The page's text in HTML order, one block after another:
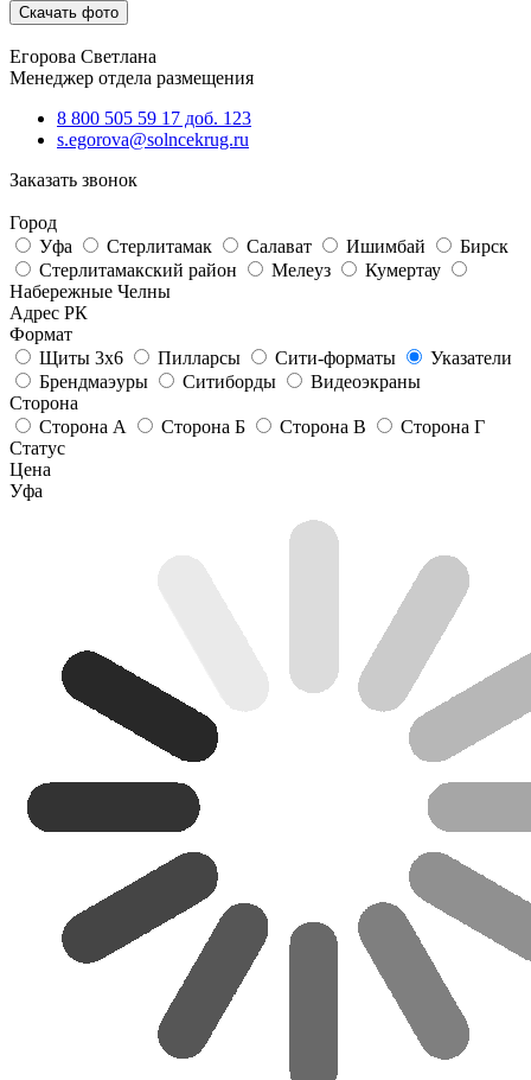
Скачать фото
Егорова Светлана
Менеджер отдела размещения
8 800 505 59 17 доб. 123
s.egorova@solncekrug.ru
Заказать звонок
Город
Уфа
Стерлитамак Салават Ишимбай
Бирск
Стерлитамакский район
Мелеуз
Кумертау
Набережные Челны
Адрес РК
Формат
Щиты 3х6
Пилларсы Сити-форматы
Указатели
Брендмаэуры
Ситиборды
Видеоэкраны
Сторона
Сторона А
Сторона Б Сторона В
Сторона Г
Статус
Цена
Уфа